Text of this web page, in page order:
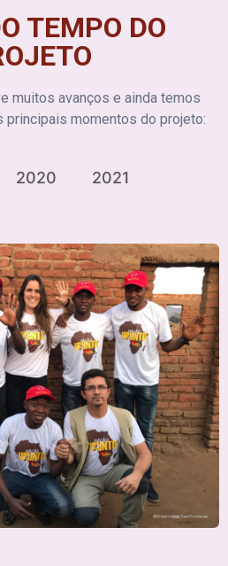
TEMPO DO
muitos avanços e ainda temos
principais momentos do projeto:
2020 2021